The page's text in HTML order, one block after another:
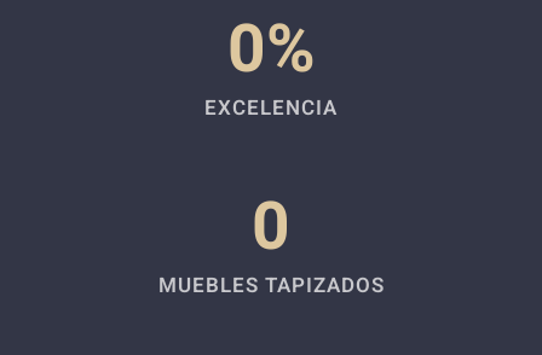
EXCELENCIA
0%
MUEBLES TAPIZADOS
0